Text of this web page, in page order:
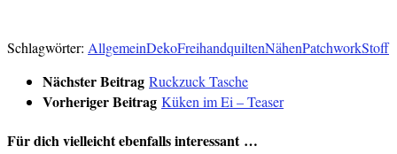
Schlagwörter: AllgemeinDekoFreihandquiltenNähenPatchworkStoff
Nächster Beitrag Ruckzuck Tasche
Vorheriger Beitrag Küken im Ei – Teaser
Für dich vielleicht ebenfalls interessant …